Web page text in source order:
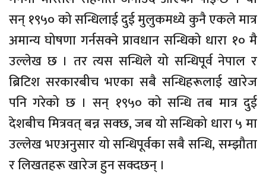
सन् १९५० को सन्धिलाई दुई मुलुकमध्ये कुनै एकले मात्र
अमान्य घोषणा गर्नसक्ने प्रावधान सन्धिको धारा १० मै
उल्लेख छ । तर त्यस सन्धिले यो सन्धिपूर्व नेपाल र
ब्रिटिश सरकारबीच भएका सबै सन्धिहरूलाई खारेज
पनि गरेको छ । सन् १९५० को सन्धि तब मात्र दुई
देशबीच मित्रवत् बन्न सक्छ, जब यो सन्धिको धारा ५ मा
उल्लेख भएअनुसार यो सन्धिपूर्वका सबै सन्धि, सम्झौता
र लिखतहरू खारेज हुन सक्दछन् ।